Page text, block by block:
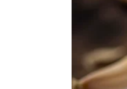
stabilniju i
Neke Device
proleće može